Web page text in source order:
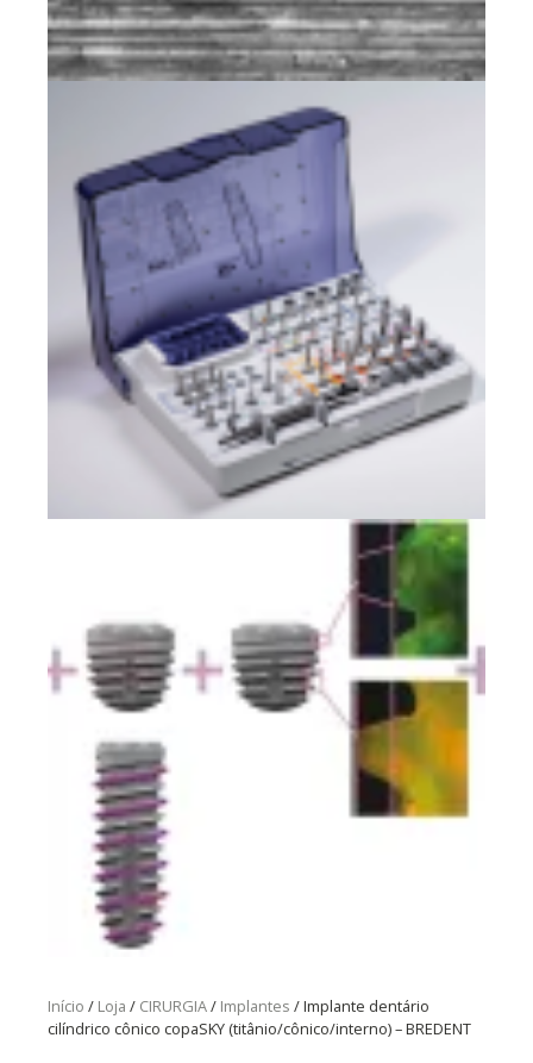
Início / Loja / CIRURGIA/ Implantes / Implante dentário
cilíndrico cônico copaSKY (titânio/cônico/interno) – BREDENT